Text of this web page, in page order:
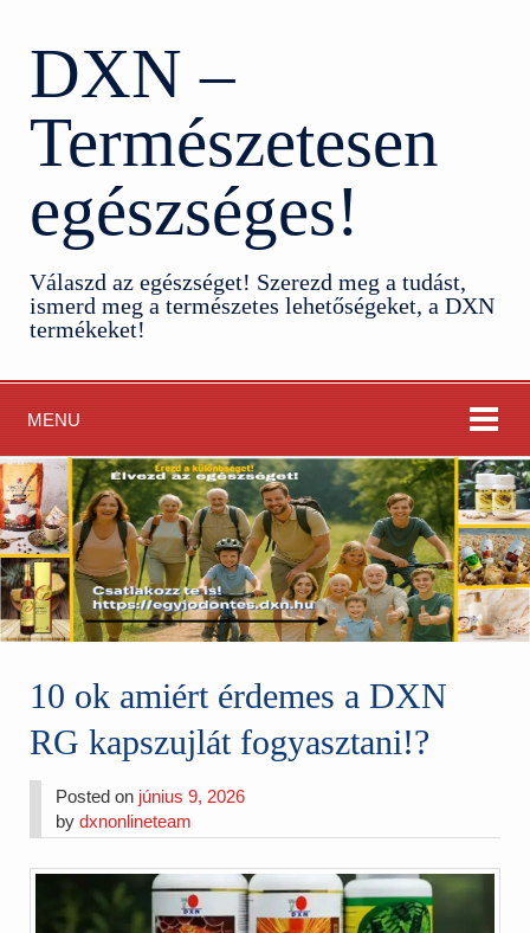
DXN –
Természetesen
egészséges!
Válaszd az egészséget! Szerezd meg a tudást,
ismerd meg a természetes lehetőségeket, a DXN
termékeket!
MENU
10 ok amiért érdemes a DXN
RG kapszujlát fogyasztani!?
Posted on június 9, 2026
bydxnonlineteam